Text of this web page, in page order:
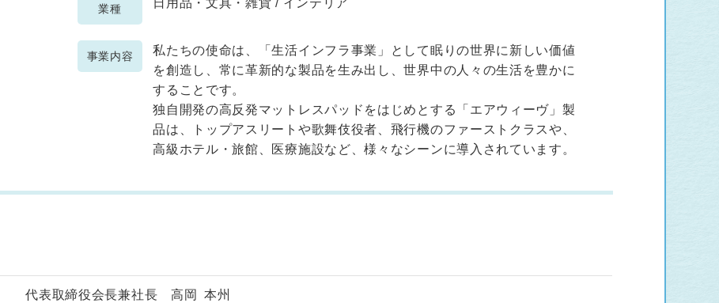
業種 日用品・文具・雑貨 / インテリア
事業内容
私たちの使命は、「生活インフラ事業」として眠りの世界に新しい価値
を創造し、常に革新的な製品を生み出し、世界中の人々の生活を豊かに
することです。
独自開発の高反発マットレスパッドをはじめとする「エアウィーヴ」製
品は、トップアスリートや歌舞伎役者、飛行機のファーストクラスや、
高級ホテル・旅館、医療施設など、様々なシーンに導入されています。
代表取締役会長兼社長 高岡 本州